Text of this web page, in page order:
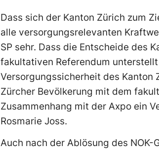
Dass sich der Kanton Zürich zum
alle versorgungsrelevanten
SP sehr. Dass die Entscheide des
fakultativen Referendum
Versorgungssicherheit des
Zürcher Bevölkerung mit dem
Zusammenhang mit der Axpo ein
Rosmarie Joss.
Auch nach der Ablösung des